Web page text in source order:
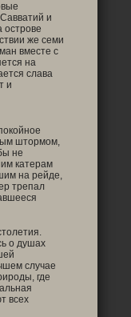
и
острове
же семи
вместе с
на
слава
и
штормом,
не
катерам
на рейде,
трепал
о душах
случае
где
всех